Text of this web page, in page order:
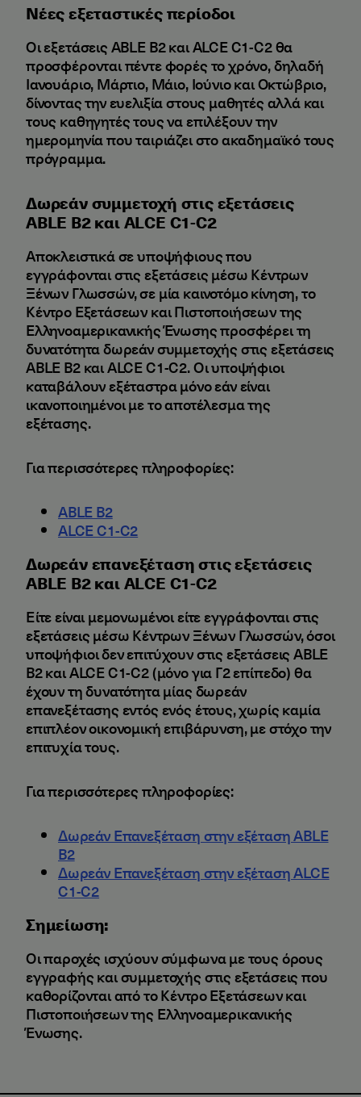
Νέες εξεταστικές περίοδοι
Οι εξετάσεις ABLE B2 και ALCE C1-C2 θα
προσφέρονται πέντε φορές το χρόνο, δηλαδή
Ιανουάριο, Μάρτιο, Μάιο, Ιούνιο και Οκτώβριο,
δίνοντας την ευελιξία στους μαθητές αλλά και
τους καθηγητές τους να επιλέξουν την
ημερομηνία που ταιριάζει στο ακαδημαϊκό τους
πρόγραμμα.
Δωρεάν συμμετοχή στις εξετάσεις
ABLE B2 και ALCE C1-C2
Αποκλειστικά σε υποψήφιους που
εγγράφονται στις εξετάσεις μέσω Κέντρων
Ξένων Γλωσσών, σε μία καινοτόμo κίνηση, το
Κέντρο Εξετάσεων και Πιστοποιήσεων της
Ελληνοαμερικανικής Ένωσης προσφέρει τη
δυνατότητα δωρεάν συμμετοχής στις εξετάσεις
ABLE B2 και ALCE C1-C2. Οι υποψήφιοι
καταβάλουν εξέταστρα μόνο εάν είναι
ικανοποιημένοι με το αποτέλεσμα της
εξέτασης.
Για περισσότερες πληροφορίες:
ABLE B2
ALCE C1-C2
Δωρεάν επανεξέταση στις εξετάσεις
ABLE B2 και ALCE C1-C2
Είτε είναι μεμονωμένοι είτε εγγράφονται στις
εξετάσεις μέσω Κέντρων Ξένων Γλωσσών, όσοι
υποψήφιοι δεν επιτύχουν στις εξετάσεις ABLE
B2 και ALCE C1-C2 (μόνο για Γ2 επίπεδο) θα
έχουν τη δυνατότητα μίας δωρεάν
επανεξέτασης εντός ενός έτους, χωρίς καμία
επιπλέον οικονομική επιβάρυνση, με στόχο την
επιτυχία τους.
Για περισσότερες πληροφορίες:
Δωρεάν Επανεξέταση στην εξέταση ABLE
B2
Δωρεάν Επανεξέταση στην εξέταση ALCE
C1-C2
Σημείωση:
Οι παροχές ισχύουν σύμφωνα με τους όρους
εγγραφής και συμμετοχής στις εξετάσεις που
καθορίζονται από το Κέντρο Εξετάσεων και
Πιστοποιήσεων της Ελληνοαμερικανικής
Ένωσης.